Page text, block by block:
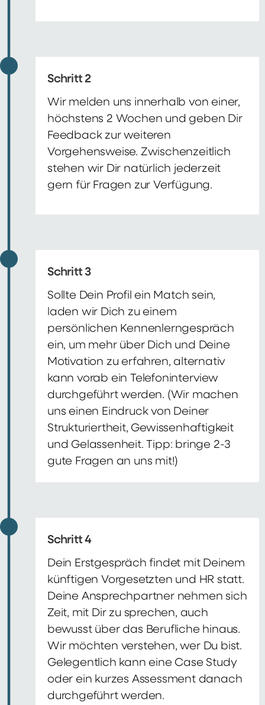
Schritt 2
Wir melden uns innerhalb von einer,
höchstens 2 Wochen und geben Dir
Feedback zur weiteren
Vorgehensweise. Zwischenzeitlich
stehen wir Dir natürlich jederzeit
gern für Fragen zur Verfügung.
Schritt 3
Sollte Dein Profil ein Match sein,
laden wir Dich zu einem
persönlichen Kennenlerngespräch
ein, um mehr über Dich und Deine
Motivation zu erfahren, alternativ
kann vorab ein Telefoninterview
durchgeführt werden. (Wir machen
uns einen Eindruck von Deiner
Strukturiertheit, Gewissenhaftigkeit
und Gelassenheit. Tipp: bringe 2-3
gute Fragen an uns mit!)
Schritt 4
Dein Erstgespräch findet mit Deinem
künftigen Vorgesetzten und HR statt.
Deine Ansprechpartner nehmen sich
Zeit, mit Dir zu sprechen, auch
bewusst über das Berufliche hinaus.
Wir möchten verstehen, wer Du bist.
Gelegentlich kann eine Case Study
oder ein kurzes Assessment danach
durchgeführt werden.